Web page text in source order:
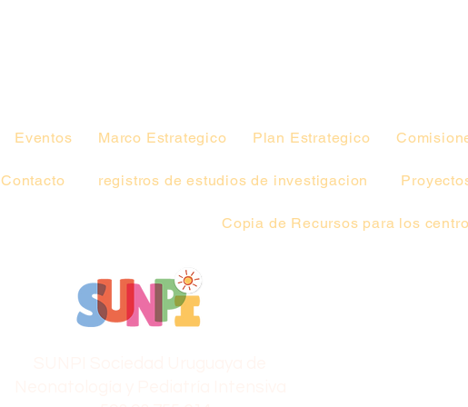
Eventos Marco Estrategico Plan Estrategico
Contacto registros de estudios de investigacion
Copia de Recursos para los